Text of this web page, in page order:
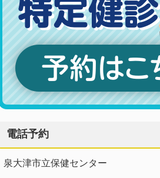
電話予約
泉大津市立保健センター